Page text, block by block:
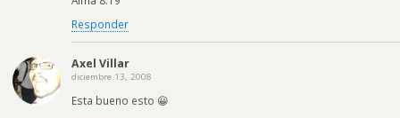
Responder
Axel Villar
diciembre 13, 2008
Esta bueno esto 😀